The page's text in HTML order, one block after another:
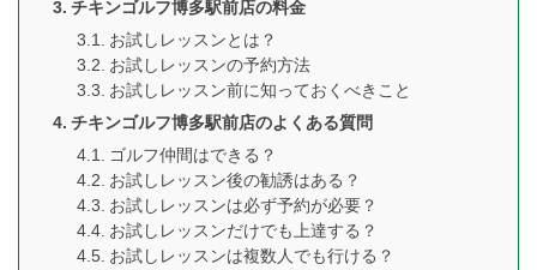
チキンゴルフ博多駅前店の料金
お試しレッスンとは？
お試しレッスンの予約方法
お試しレッスン前に知っておくべきこと
チキンゴルフ博多駅前店のよくある質問
ゴルフ仲間はできる？
お試しレッスン後の勧誘はある？
お試しレッスンは必ず予約が必要？
お試しレッスンだけでも上達する？
お試しレッスンは複数人でも行ける？